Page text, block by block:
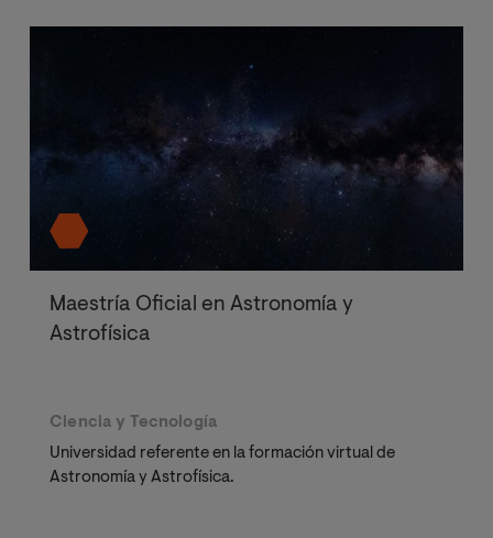
Maestría Oficial en Astronomía y
Astrofísica
Ciencia y Tecnología
Universidad referente en la formación virtual de
Astronomía y Astrofísica.